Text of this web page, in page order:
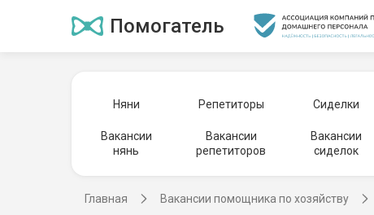
Помогатель
Няни Репетиторы Сиделки
Вакансии
нянь
Вакансии
репетиторов
Вакансии
сиделок
Главная Вакансии помощника по хозяйству